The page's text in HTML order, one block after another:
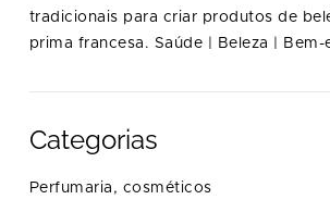
tradicionais para criar produtos de
prima francesa. Saúde | Beleza | Bem-
Categorias
Perfumaria, cosméticos